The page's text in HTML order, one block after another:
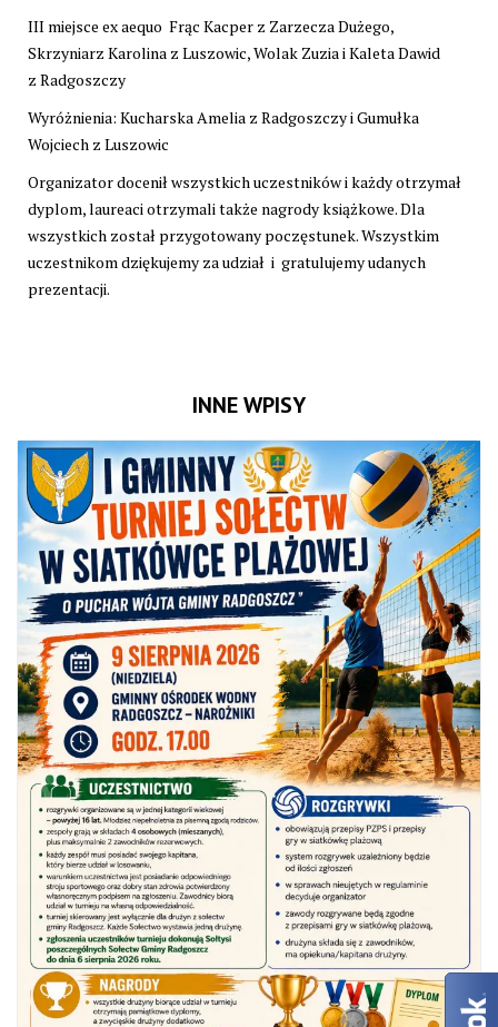
III miejsce ex aequo Frąc Kacper z Zarzecza Dużego,
Skrzyniarz Karolina z Luszowic, Wolak Zuzia i Kaleta Dawid
z Radgoszczy
Wyróżnienia: Kucharska Amelia z Radgoszczy i Gumułka
Wojciech z Luszowic
Organizator docenił wszystkich uczestników i każdy otrzymał
dyplom, laureaci otrzymali także nagrody książkowe. Dla
wszystkich został przygotowany poczęstunek. Wszystkim
uczestnikom dziękujemy za udział i gratulujemy udanych
prezentacji.
INNE WPISY